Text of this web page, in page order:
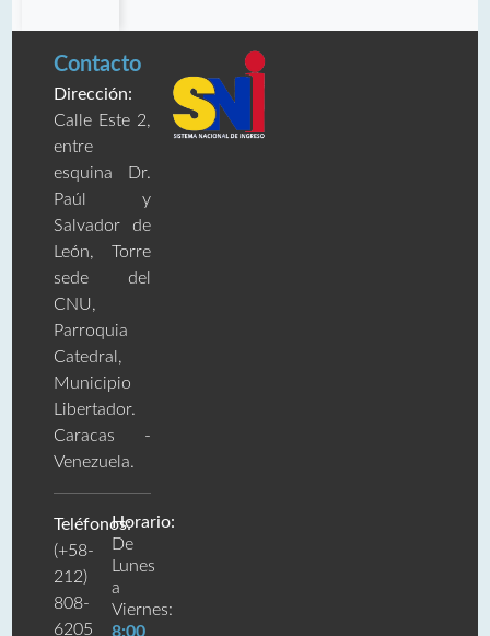
Contacto
Dirección:
Calle Este 2,
entre
esquina Dr.
Paúl y
Salvador de
León, Torre
sede del
CNU,
Parroquia
Catedral,
Municipio
Libertador.
Caracas -
Venezuela.
Teléfonos:
(+58-
212)
808-
6205
Horario:
De
Lunes
a
Viernes:
8:00